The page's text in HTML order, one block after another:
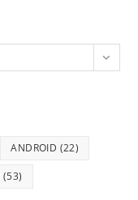
ANDROID (22)
(53)